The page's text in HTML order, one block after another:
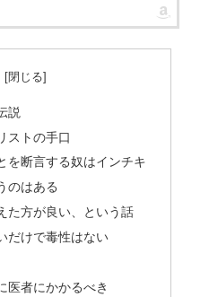
説
ストの手口
を断言する奴はインチキ
のはある
た方が良い、という話
だけで毒性はない
医者にかかるべき